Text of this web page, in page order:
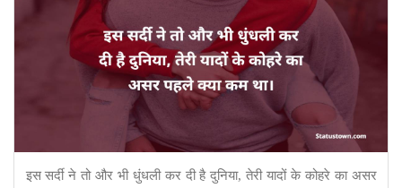
इस सर्दी ने तो और भी धुंधली कर दी है दुनिया, तेरी यादों के कोहरे का असर